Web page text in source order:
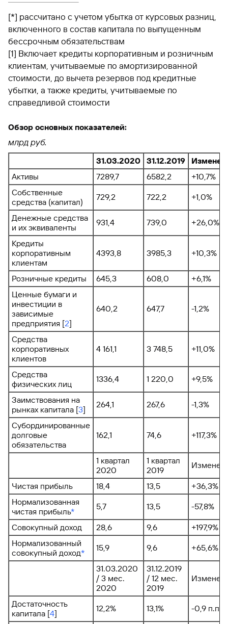
[*] рассчитано с учетом убытка от курсовых разниц,
включенного в состав капитала по выпущенным
бессрочным обязательствам
[1] Включает кредиты корпоративным и розничным
клиентам, учитываемые по амортизированной
стоимости, до вычета резервов под кредитные
убытки, а также кредиты, учитываемые по
справедливой стоимости
Обзор основных показателей:
млрд руб.
31.03.2020 31.12.2019
Активы
7289,7 6582,2
+10,7%
Собственные
средства (капитал)
729,2 722,2 +1,0%
Денежные средства
и их эквиваленты
931,4 739,0 +26,0%
Кредиты
корпоративным
клиентам
4393,8 3985,3 +10,3%
Розничные кредиты 645,3 608,0
+6,1%
Ценные бумаги и
инвестиции в
зависимые
предприятия [2]
640,2 647,7 -1,2%
Средства
корпоративных
клиентов
4 161,1 3 748,5 +11,0%
Средства
физических лиц
1336,4 1 220,0 +9,5%
Заимствования на
рынках капитала [3]
264,1 267,6 -1,3%
Субординированные
долговые
обязательства
162,1 74,6 +117,3%
1 квартал
2020
1 квартал
2019
Чистая прибыль 18,4 13,5
+36,3%
Нормализованная
чистая прибыль*
5,7 13,5 -57,8%
Совокупный доход 28,6 9,6
+197,9%
Нормализованный
совокупный доход*
15,9 9,6 +65,6%
31.03.2020
/ 3 мес.
2020
31.12.2019
/ 12 мес.
2019
Достаточность
капитала [4]
12,2% 13,1% -0,9 п.п.